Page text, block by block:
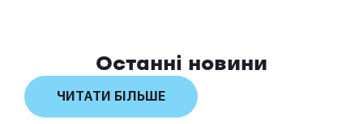
Останні новини
ЧИТАТИ БІЛЬШЕ